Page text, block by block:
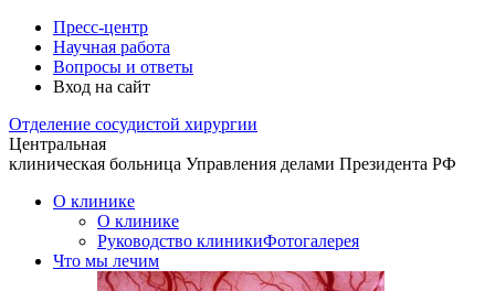
Пресс-центр
Научная работа
Вопросы и ответы
Вход на сайт
Отделение сосудистой хирургии
Центральная
клиническая больница Управления делами Президента РФ
О клинике
О клинике
Руководство клиникиФотогалерея
Что мы лечим